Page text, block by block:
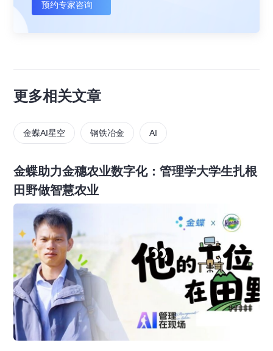
预约专家咨询
更多相关文章
金蝶AI星空 钢铁冶金 AI
金蝶助力金穗农业数字化：管理学大学生扎根
田野做智慧农业